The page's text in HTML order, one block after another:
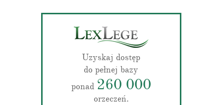
Uzyskaj dostęp
do pełnej bazy
ponad 260 000
orzeczeń.